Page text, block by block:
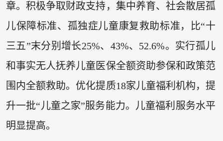
章。积极争取财政支持，集中养育、社会散居孤
儿保障标准、孤独症儿童康复救助标准，比“十
三五”末分别增长25%、43%、52.6%。实行孤儿
和事实无人抚养儿童医保全额资助参保和政策范
围内全额救助。优化提质18家儿童福利机构，提
升一批“儿童之家”服务能力。儿童福利服务水平
明显提高。